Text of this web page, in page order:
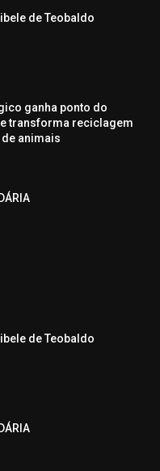
de Teobaldo
ganha ponto do
e transforma reciclagem
animais
de Teobaldo